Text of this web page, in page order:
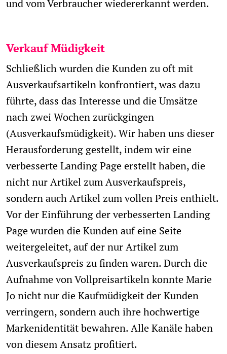
und vom Verbraucher wiedererkannt werden.
Verkauf Müdigkeit
Schließlich wurden die Kunden zu oft mit
Ausverkaufsartikeln konfrontiert, was dazu
führte, dass das Interesse und die Umsätze
nach zwei Wochen zurückgingen
(Ausverkaufsmüdigkeit). Wir haben uns dieser
Herausforderung gestellt, indem wir eine
verbesserte Landing Page erstellt haben, die
nicht nur Artikel zum Ausverkaufspreis,
sondern auch Artikel zum vollen Preis enthielt.
Vor der Einführung der verbesserten Landing
Page wurden die Kunden auf eine Seite
weitergeleitet, auf der nur Artikel zum
Ausverkaufspreis zu finden waren. Durch die
Aufnahme von Vollpreisartikeln konnte Marie
Jo nicht nur die Kaufmüdigkeit der Kunden
verringern, sondern auch ihre hochwertige
Markenidentität bewahren. Alle Kanäle haben
von diesem Ansatz profitiert.